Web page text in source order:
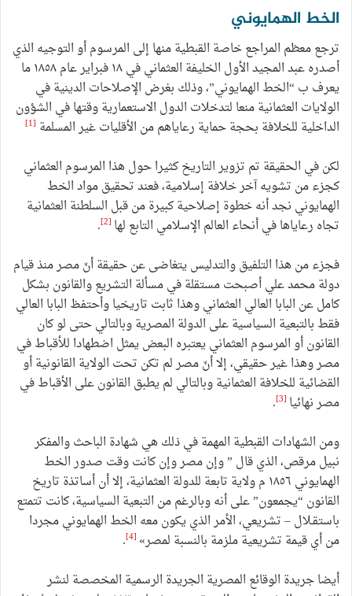
الخط الهمايوني
ترجع معظم المراجع خاصة القبطية منها إلى المرسوم أو التوجيه الذي
أصدره عبد المجيد الأول الخليفة العثماني في ١٨ فبراير عام ١٨٥٨ ما
يعرف ب “الخط الهمايوني”، وذلك بغرض الإصلاحات الدينية في
الولايات العثمانية منعا لتدخلات الدول الاستعمارية وقتها في الشؤون
الداخلية للخلافة بحجة حماية رعاياهم من الأقليات غير المسلمة [1]
لكن في الحقيقة تم تزوير التاريخ كثيرا حول هذا المرسوم العثماني
كجزء من تشويه آخر خلافة إسلامية، فعند تحقيق مواد الخط
الهمايوني نجد أنه خطوة إصلاحية كبيرة من قبل السلطنة العثمانية
تجاه رعاياها في أنحاء العالم الإسلامي التابع لها [2]
.
فجزء من هذا التلفيق والتدليس يتغاضى عن حقيقة أنّ مصر منذ قيام
دولة محمد علي أصبحت مستقلة في مسألة التشريع والقانون بشكل
كامل عن البابا العالي العثماني وهذا ثابت تاريخيا وأحتفظ البابا العالي
فقط بالتبعية السياسية على الدولة المصرية وبالتالي حتى لو كان
القانون أو المرسوم العثماني يعتبره البعض يمثل اضطهادا للأقباط في
مصر وهذا غير حقيقي، إلا أنّ مصر لم تكن تحت الولاية القانونية أو
القضائية للخلافة العثمانية وبالتالي لم يطبق القانون على الأقباط في
مصر نهائيا [3]
.
ومن الشهادات القبطية المهمة في ذلك هي شهادة الباحث والمفكر
نبيل مرقص، الذي قال ” وإن مصر وإن كانت وقت صدور الخط
الهمايوني ١٨٥٦ م ولاية تابعة للدولة العثمانية، إلا أن أساتذة تاريخ
القانون “يجمعون” على أنه وبالرغم من التبعية السياسية، كانت تتمتع
باستقـلال – تشريعي، الأمر الذي يكون معه الخط الهمايوني مجردا
من أي قيمة تشريعية ملزمة بالنسبة لمصر» [4]
.
أيضا جريدة الوقائع المصرية الجريدة الرسمية المخصصة لنشر